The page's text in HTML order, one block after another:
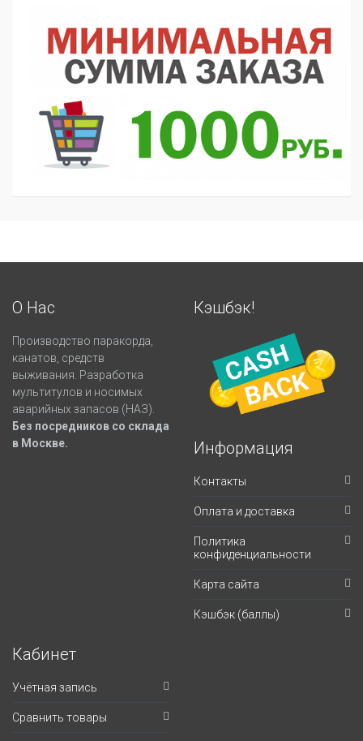
О Нас
Производство паракорда,
канатов, средств
выживания. Разработка
мультитулов и носимых
аварийных запасов (НАЗ).
Без посредников со склада
в Москве.
Кэшбэк!
Информация
Контакты
Оплата и доставка
Политика
конфиденциальности
Карта сайта
Кэшбэк (баллы)
Кабинет
Учётная запись
Сравнить товары